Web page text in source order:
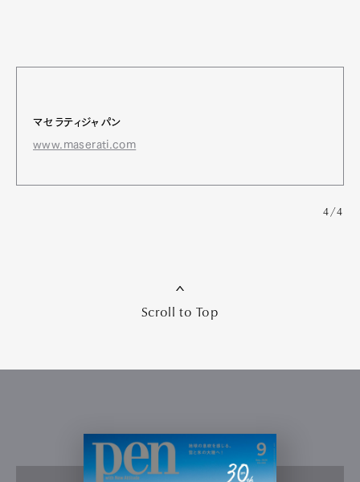
マセラティジャパン
www.maserati.com
4/4
Scroll to Top